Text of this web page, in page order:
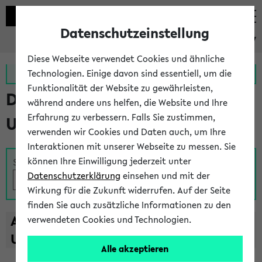
eKVV
Zur MeineUni App Zum MeineUni Portal
Das Lehrangebot der
Universität Bielefeld
Suche
A B C D E F G H I J K L M N O
U
V W X Y
Z
Datenschutzeinstellung
Diese Webseite verwendet Cookies und ähnliche
Technologien. Einige davon sind essentiell, um die
Funktionalität der Website zu gewährleisten,
während andere uns helfen, die Website und Ihre
Erfahrung zu verbessern. Falls Sie zustimmen,
verwenden wir Cookies und Daten auch, um Ihre
Interaktionen mit unserer Webseite zu messen. Sie
können Ihre Einwilligung jederzeit unter
Datenschutzerklärung einsehen und mit der
Wirkung für die Zukunft widerrufen. Auf der Seite
finden Sie auch zusätzliche Informationen zu den
verwendeten Cookies und Technologien.
Alle akzeptieren